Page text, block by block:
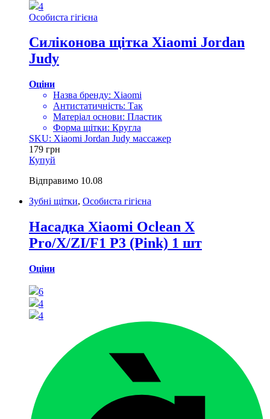
4
Особиста гігієна
Силіконова щітка Xiaomi Jordan
Judy
Оціни
Назва бренду: Xiaomi
Антистатичність: Так
Матеріал основи: Пластик
Форма щітки: Кругла
SKU: Xiaomi Jordan Judy массажер
179 грн
Купуй
Відправимо 10.08
Зубні щітки, Особиста гігієна
Насадка Xiaomi Oclean X
Pro/X/ZI/F1 P3 (Pink) 1 шт
Оціни
6
4
4